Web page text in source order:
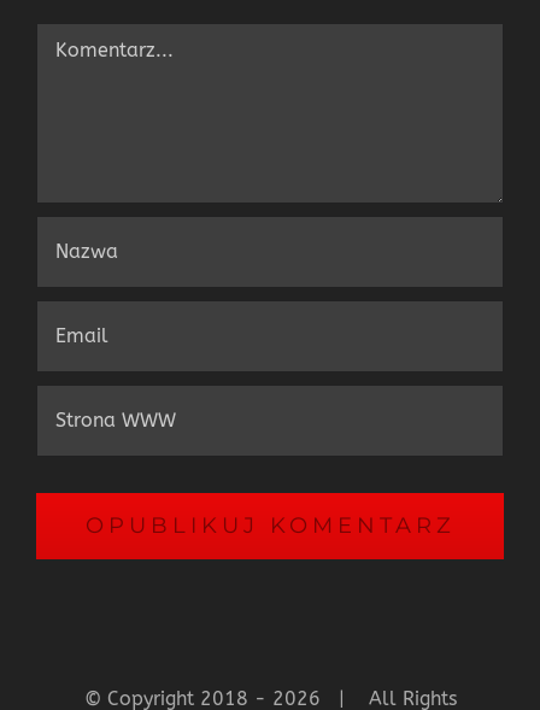
Comment
© Copyright 2018 - 2026 | All Rights